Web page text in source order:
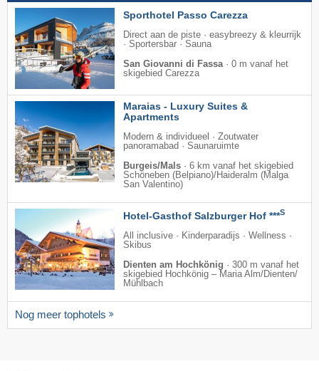
Sporthotel Passo Carezza
Direct aan de piste · easybreezy & kleurrijk
· Sportersbar · Sauna
San Giovanni di Fassa · 0 m vanaf het
skigebied Carezza
Maraias - Luxury Suites &
Apartments
Modern & individueel · Zoutwater
panoramabad · Saunaruimte
Burgeis/Mals · 6 km vanaf het skigebied
Schöneben (Belpiano)/​Haideralm (Malga
San Valentino)
Hotel-Gasthof Salzburger Hof ***S
All inclusive · Kinderparadijs · Wellness ·
Skibus
Dienten am Hochkönig · 300 m vanaf het
skigebied Hochkönig – Maria Alm/​Dienten/​
Mühlbach
Nog meer tophotels